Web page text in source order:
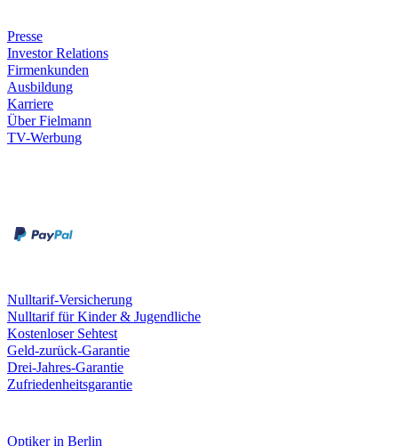
Presse
Investor Relations
Firmenkunden
Ausbildung
Karriere
Über Fielmann
TV-Werbung
Nulltarif-Versicherung
Nulltarif für Kinder & Jugendliche
Kostenloser Sehtest
Geld-zurück-Garantie
Drei-Jahres-Garantie
Zufriedenheitsgarantie
Optiker in Berlin